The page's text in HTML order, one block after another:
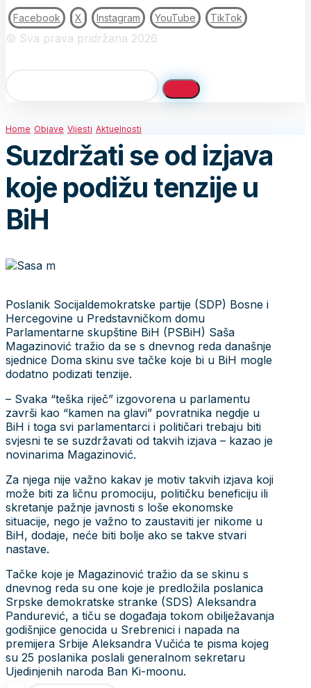
Facebook X Instagram YouTube TikTok
© Sva prava pridržana 2026
Home Objave Vijesti Aktuelnosti
Suzdržati se od izjava
koje podižu tenzije u
BiH
Poslanik Socijaldemokratske partije (SDP) Bosne i
Hercegovine u Predstavničkom domu
Parlamentarne skupštine BiH (PSBiH) Saša
Magazinović tražio da se s dnevnog reda današnje
sjednice Doma skinu sve tačke koje bi u BiH mogle
dodatno podizati tenzije.
– Svaka “teška riječ” izgovorena u parlamentu
završi kao “kamen na glavi” povratnika negdje u
BiH i toga svi parlamentarci i političari trebaju biti
svjesni te se suzdržavati od takvih izjava – kazao je
novinarima Magazinović.
Za njega nije važno kakav je motiv takvih izjava koji
može biti za ličnu promociju, političku beneficiju ili
skretanje pažnje javnosti s loše ekonomske
situacije, nego je važno to zaustaviti jer nikome u
BiH, dodaje, neće biti bolje ako se takve stvari
nastave.
Tačke koje je Magazinović tražio da se skinu s
dnevnog reda su one koje je predložila poslanica
Srpske demokratske stranke (SDS) Aleksandra
Pandurević, a tiču se događaja tokom obilježavanja
godišnjice genocida u Srebrenici i napada na
premijera Srbije Aleksandra Vučića te pisma kojeg
su 25 poslanika poslali generalnom sekretaru
Ujedinjenih naroda Ban Ki-moonu.